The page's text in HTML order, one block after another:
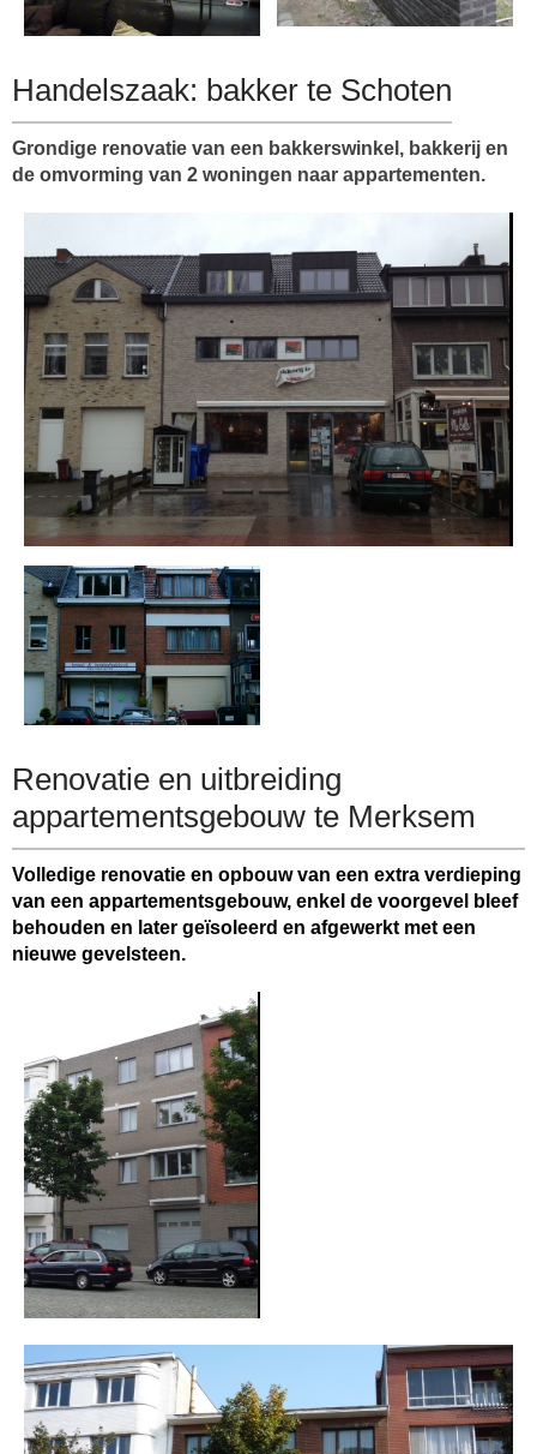
Handelszaak: bakker te Schoten
Grondige renovatie van een bakkerswinkel, bakkerij en
de omvorming van 2 woningen naar appartementen.
Renovatie en uitbreiding
appartementsgebouw te Merksem
Volledige renovatie en opbouw van een extra verdieping
van een appartementsgebouw, enkel de voorgevel bleef
behouden en later geïsoleerd en afgewerkt met een
nieuwe gevelsteen.